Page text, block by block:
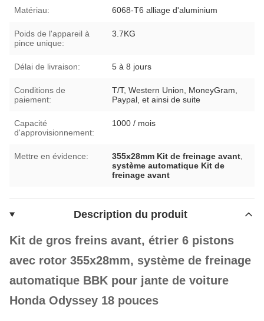
Matériau: 6068-T6 alliage d'aluminium
Poids de l'appareil à
pince unique:
3.7KG
Délai de livraison: 5 à 8 jours
Conditions de
paiement:
T/T, Western Union, MoneyGram,
Paypal, et ainsi de suite
Capacité
d'approvisionnement:
1000 / mois
Mettre en évidence: 355x28mm Kit de freinage avant
système automatique Kit de
freinage avant
Description du produit
Kit de gros freins avant, étrier 6 pistons
avec rotor 355x28mm, système de freinage
automatique BBK pour jante de voiture
Honda Odyssey 18 pouces